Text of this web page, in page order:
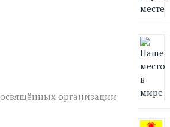
организации